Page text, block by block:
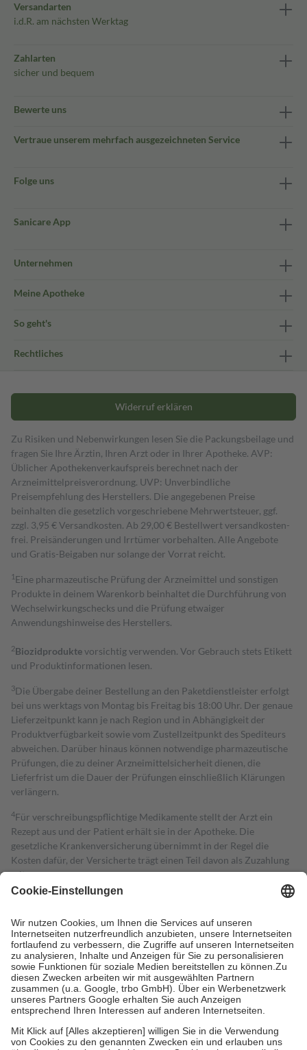
Versandarten
i.d.R. am nächsten Werktag
Zahlarten
sicher und bequem
Bewerte uns
Vertraue unserem mehrfach ausgezeichneten Service
Folge uns
Sanicare App
Unternehmen
Meine Apotheke
So geht's
Rechtliches
Widerruf erklären
Zu Risiken und Nebenwirkungen lesen Sie die Packungsbeilage und
fragen Sie Ihre Ärztin, Ihren Arzt oder in Ihrer Apotheke. AVP:
Üblicher Apothekenverkaufspreis berechnet nach der
Arzneimittelpreisverordnung. UVP: Unverbindliche
Preisempfehlung des Herstellers. Die angegebenen Preise
beinhalten die gesetzlich vorgeschriebene Mehrwertsteuer, ggf.
zzgl. 3,95 € Versandkosten. Ab 29,00 € Bestell­wert versand­kosten­
frei. Preisänderungen und Irrtümer vorbehalten. Alle Angebote
und Gratis-Beigaben nur solange der Vorrat reicht.
1 Eine pharmazeutische Prüfung der Arzneimittel und sonstigen
Produkte in deinem Warenkorb beinhaltet die Durchführung von
Wechselwirkungschecks und die Prüfung etwaiger
Anwendungshinweise des Herstellers.
2Biozidproduktevorsichtig verwenden. Vor Gebrauch stets Etikett
und Produktinformationen lesen.
3Die Übergabe deiner Bestellung an den Paketdienstleister erfolgt
bei uns werktags von Montag bis Freitag bis 18:00 Uhr. Der genaue
Lieferzeitpunkt kann je nach Region und in Abhängigkeit der
Produktverfügbarkeit sowie vom Zustellzeitpunkt des Spediteurs
abweichen. Darüber hinaus können notwendige pharmazeutische
Prüfungen, die zu deiner Arzneimittelsicherheit dienen, die
Lieferfrist um die Dauer der Prüfungen einschließlich Klärungen
verlängern.
4Für verschreibungspflichtige Medikamente stellt der Arzt ein
Rezept aus und der Patient erhält sie in der Apotheke. Die
gesetzliche Krankenversicherung übernimmt in der Regel die
Kosten dafür, der Versicherte trägt einen Teil davon als Zuzahlung
mit.
Grundsätzlich leisten Mitglieder Zuzahlungen in Höhe von zehn
höchstens zehn Euro.
Es sind jedoch nie mehr als die tatsächlichen
Kosten der Leistung zu entrichten.
Diese Regeln gelten grundsätzlich auch für Online-Apotheken.
Bei Heilmitteln und häuslicher Krankenpflege beträgt die
Zuzahlung zehn Prozent der Kosten sowie zehn Euro je
Verordnung.
Um das Engagement der Versicherten für ihre eigene Gesundheit zu
stärken und die besondere Stellung der Familie zu unterstützen,
fallenkeine Zuzahlungenan bei:
• Kindern und Jugendlichen bis zum vollendeten 18. Lebensjahr